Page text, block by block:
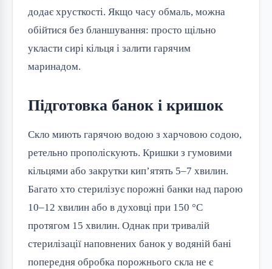
додає хрусткості. Якщо часу обмаль, можна
обійтися без бланшування: просто щільно
укласти сирі кільця і залити гарячим
маринадом.
Підготовка банок і кришок
Скло миють гарячою водою з харчовою содою,
ретельно прополіскують. Кришки з гумовими
кільцями або закрутки кип’ятять 5–7 хвилин.
Багато хто стерилізує порожні банки над парою
10–12 хвилин або в духовці при 150 °C
протягом 15 хвилин. Однак при тривалій
стерилізації наповнених банок у водяній бані
попередня обробка порожнього скла не є